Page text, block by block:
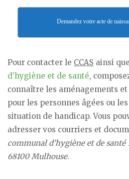
Demandez votre acte de
Pour contacter le CCAS ainsi
d’hygiène et de santé,
connaître les aménagements
pour les personnes âgées ou
situation de handicap. Vous
adresser vos courriers et
communal d’hygiène et de
68100 Mulhouse.